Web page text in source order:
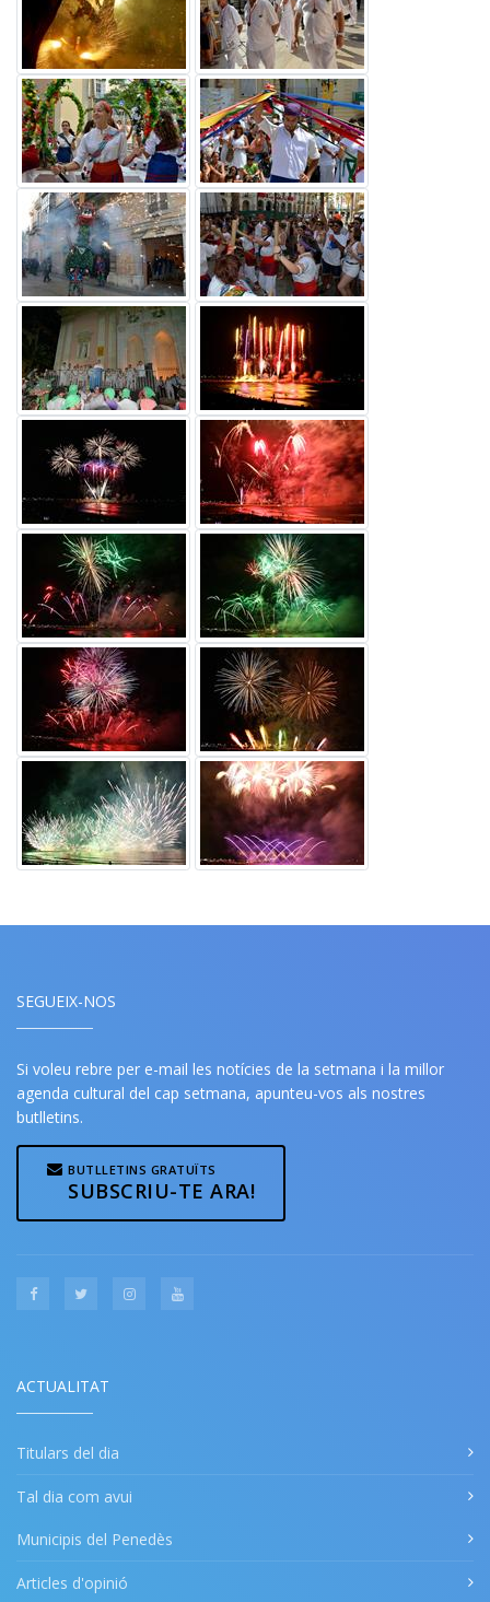
SEGUEIX-NOS
Si voleu rebre per e-mail les notícies de la setmana i la millor
agenda cultural del cap setmana, apunteu-vos als nostres
butlletins.
BUTLLETINS GRATUÏTS
SUBSCRIU-TE ARA!
ACTUALITAT
Titulars del dia
Tal dia com avui
Municipis del Penedès
Articles d'opinió